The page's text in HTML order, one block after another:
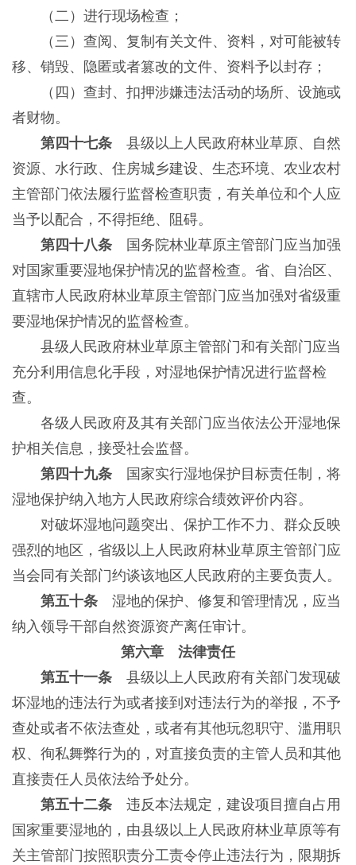
（二）进行现场检查；
（三）查阅、复制有关文件、资料，对可能被转
移、销毁、隐匿或者篡改的文件、资料予以封存；
（四）查封、扣押涉嫌违法活动的场所、设施或
者财物。
第四十七条县级以上人民政府林业草原、自然
资源、水行政、住房城乡建设、生态环境、农业农村
主管部门依法履行监督检查职责，有关单位和个人应
当予以配合，不得拒绝、阻碍。
第四十八条国务院林业草原主管部门应当加强
对国家重要湿地保护情况的监督检查。省、自治区、
直辖市人民政府林业草原主管部门应当加强对省级重
要湿地保护情况的监督检查。
县级人民政府林业草原主管部门和有关部门应当
充分利用信息化手段，对湿地保护情况进行监督检
查。
各级人民政府及其有关部门应当依法公开湿地保
护相关信息，接受社会监督。
第四十九条国家实行湿地保护目标责任制，将
湿地保护纳入地方人民政府综合绩效评价内容。
对破坏湿地问题突出、保护工作不力、群众反映
强烈的地区，省级以上人民政府林业草原主管部门应
当会同有关部门约谈该地区人民政府的主要负责人。
第五十条湿地的保护、修复和管理情况，应当
纳入领导干部自然资源资产离任审计。
第六章 法律责任
第五十一条县级以上人民政府有关部门发现破
坏湿地的违法行为或者接到对违法行为的举报，不予
查处或者不依法查处，或者有其他玩忽职守、滥用职
权、徇私舞弊行为的，对直接负责的主管人员和其他
直接责任人员依法给予处分。
第五十二条违反本法规定，建设项目擅自占用
国家重要湿地的，由县级以上人民政府林业草原等有
关主管部门按照职责分工责令停止违法行为，限期拆